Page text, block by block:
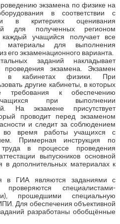
экзамена по физике на
в соответствии с
в критериях оценивания
для полученных регионом
учащийся получает все
для выполнения
его экзаменационного варианта.
заданий накладывает
экзамена. Экзамен
в кабинетах физики. При
другие кабинеты, в которых
требования к обеспечению
при выполнении
На экзамене присутствует
проводит перед экзаменом
и следит за соблюдением
во время работы учащихся с
Примерная инструкция по
в процессе проведения
выпускников основной
в дополнительных материалах к
в ГИА являются заданиями с
специалистами-
прошедшими специальную
Для обеспечения объективной
разработаны обобщённые